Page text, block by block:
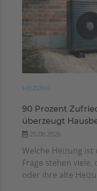
HEIZUNG
90 Prozent
überzeugt
25.06.2026
Welche Heizung
Frage stehen
oder ihre alte